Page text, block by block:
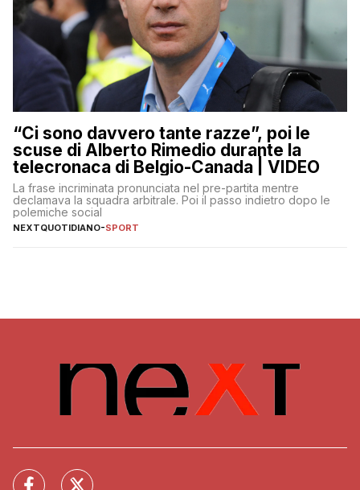
“Ci sono davvero tante razze”, poi le
scuse di Alberto Rimedio durante la
telecronaca di Belgio-Canada | VIDEO
La frase incriminata pronunciata nel pre-partita mentre
declamava la squadra arbitrale. Poi il passo indietro dopo le
polemiche social
NEXTQUOTIDIANO-SPORT